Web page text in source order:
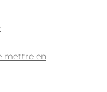
mettre en